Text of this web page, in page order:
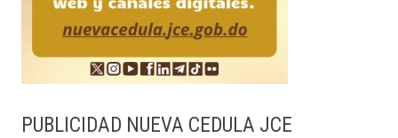
PUBLICIDAD NUEVA CEDULA JCE